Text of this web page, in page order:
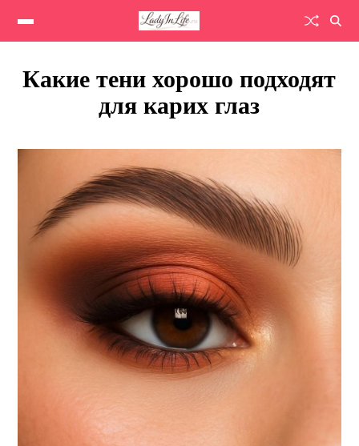
Какие тени хорошо подходят
для карих глаз